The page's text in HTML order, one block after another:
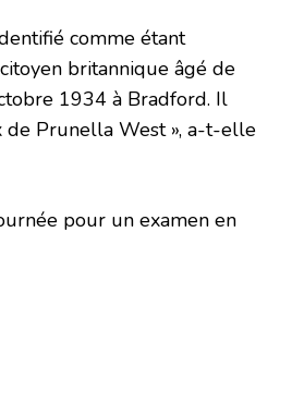
comme étant
britannique âgé de
1934 à Bradford. Il
de Prunella West », a-t-elle
pour un examen en